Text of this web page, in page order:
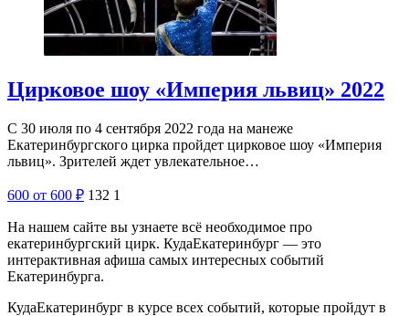
Цирковое шоу «Империя львиц» 2022
С 30 июля по 4 сентября 2022 года на манеже
Екатеринбургского цирка пройдет цирковое шоу «Империя
львиц». Зрителей ждет увлекательное…
600 от 600 ₽ 132 1
На нашем сайте вы узнаете всё необходимое про
екатеринбургский цирк. КудаЕкатеринбург — это
интерактивная афиша самых интересных событий
Екатеринбурга.
КудаЕкатеринбург в курсе всех событий, которые пройдут в